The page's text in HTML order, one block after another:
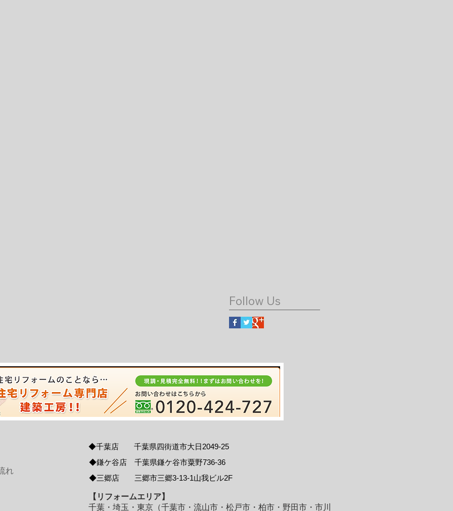
Follow Us
れ
◆千葉店 千葉県四街道市大日2049-25
◆鎌ケ谷店 千葉県鎌ケ谷市粟野736-36
◆三郷店 三郷市三郷3-13-1山我ビル2F
【リフォームエリア】
千葉・埼玉・東京（千葉市・流山市・松戸市・柏市・野田市・市川